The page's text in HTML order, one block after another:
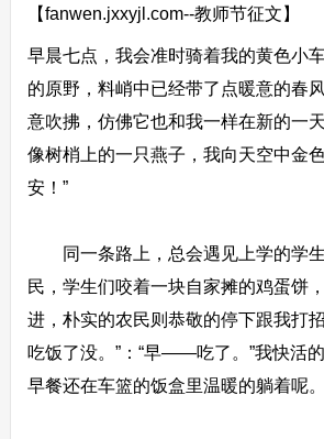
【fanwen.jxxyjl.com--教师节征文】
早晨七点，我会准时骑着我的黄色小
的原野，料峭中已经带了点暖意的春
意吹拂，仿佛它也和我一样在新的一
像树梢上的一只燕子，我向天空中金
安！”
同一条路上，总会遇见上学的学生
民，学生们咬着一块自家摊的鸡蛋饼
进，朴实的农民则恭敬的停下跟我打
吃饭了没。”：“早——吃了。”我快活
早餐还在车篮的饭盒里温暖的躺着呢。